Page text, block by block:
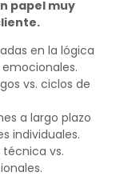
papel muy
en la lógica
vs. ciclos de
a largo plazo
individuales.
vs.